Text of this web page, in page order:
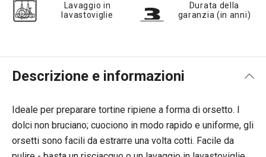
Lavaggio in
lavastoviglie
Durata della
garanzia (in anni)
Descrizione e informazioni
Ideale per preparare tortine ripiene a forma di orsetto. I
dolci non bruciano; cuociono in modo rapido e uniforme, gli
orsetti sono facili da estrarre una volta cotti. Facile da